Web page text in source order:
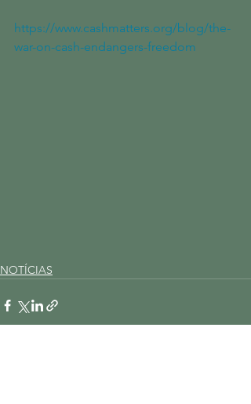
https://www.cashmatters.org/blog/the-
war-on-cash-endangers-freedom
NOTÍCIAS